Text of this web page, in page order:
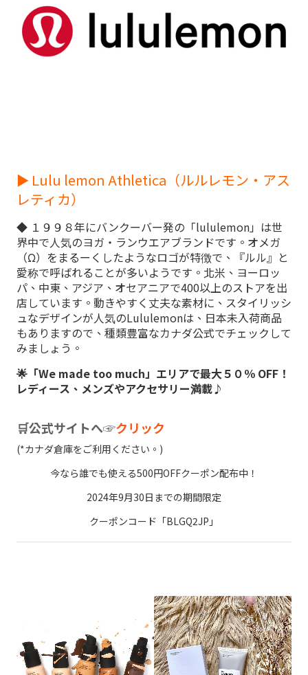
► Lulu lemon Athletica（ルルレモン・アス
レティカ）
◆ １９９８年にバンクーバー発の「lululemon」は世
界中で人気のヨガ・ランウエアブランドです。オメガ
（Ω）をまるーくしたようなロゴが特徴で、『ルル』と
愛称で呼ばれることが多いようです。北米、ヨーロッ
パ、中東、アジア、オセアニアで400以上のストアを出
店しています。動きやすく丈夫な素材に、スタイリッシ
ュなデザインが人気のLululemonは、日本未入荷商品
もありますので、種類豊富なカナダ公式でチェックして
みましょう。
🌟「We made too much」エリアで最大５０％ OFF！
レディース、メンズやアクセサリー満載♪
🛒公式サイトへ☞クリック
(*カナダ倉庫をご利用ください。)
今なら誰でも使える500円OFFクーポン配布中！
2024年9月30日までの期間限定
クーポンコード「BLGQ2JP」